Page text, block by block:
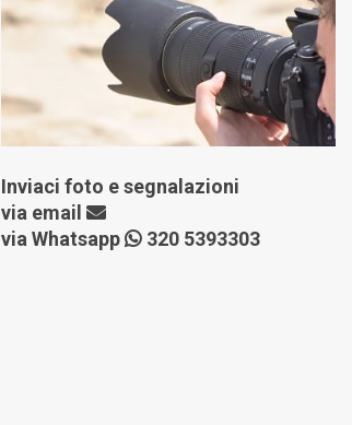
Inviaci foto e segnalazioni
via email
via Whatsapp
320 5393303